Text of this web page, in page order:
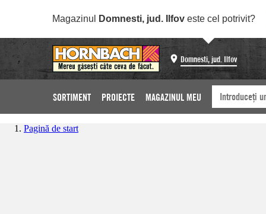
Magazinul Domnesti, jud. Ilfov este cel potrivit?
Domnesti, jud. Ilfov
SORTIMENT PROIECTE MAGAZINUL MEU
Pagină de start